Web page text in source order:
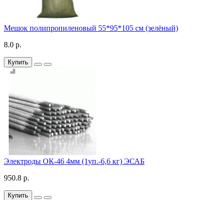
Мешок полипропиленовый 55*95*105 см (зелёный)
8.0 р.
Купить
Электроды ОК-46 4мм (1уп.-6,6 кг) ЭСАБ
950.8 р.
Купить